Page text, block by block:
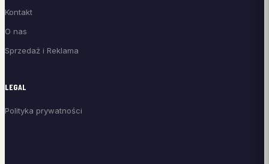
Kontakt
O nas
Sprzedaż i Reklama
LEGAL
Polityka prywatności